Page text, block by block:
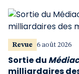
Revue 6 août 2026
Sortie du
milliardaires